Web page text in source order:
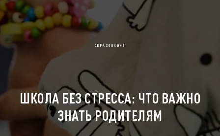
ОБРАЗОВАНИЕ
ШКОЛА БЕЗ СТРЕССА: ЧТО ВАЖНО
ЗНАТЬ РОДИТЕЛЯМ